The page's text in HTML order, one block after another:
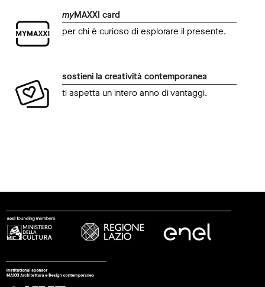
myMAXXI card
per chi è curioso di esplorare il presente.
sostieni la creatività contemporanea
ti aspetta un intero anno di vantaggi.